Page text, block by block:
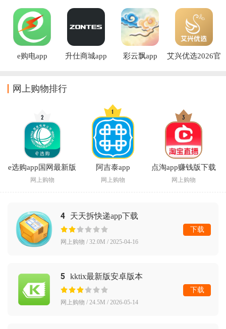
e购电app 升仕商城app 彩云飘app
艾兴优选2026官
网上购物排行
e选购app国网最新版
网上购物
阿吉泰app
网上购物
点淘app赚钱版下载
网上购物
4 天天拆快递app下载
网上购物 / 32.0M / 2025-04-16
下载
5 kktix最新版安卓版本
网上购物 / 24.5M / 2026-05-14
下载